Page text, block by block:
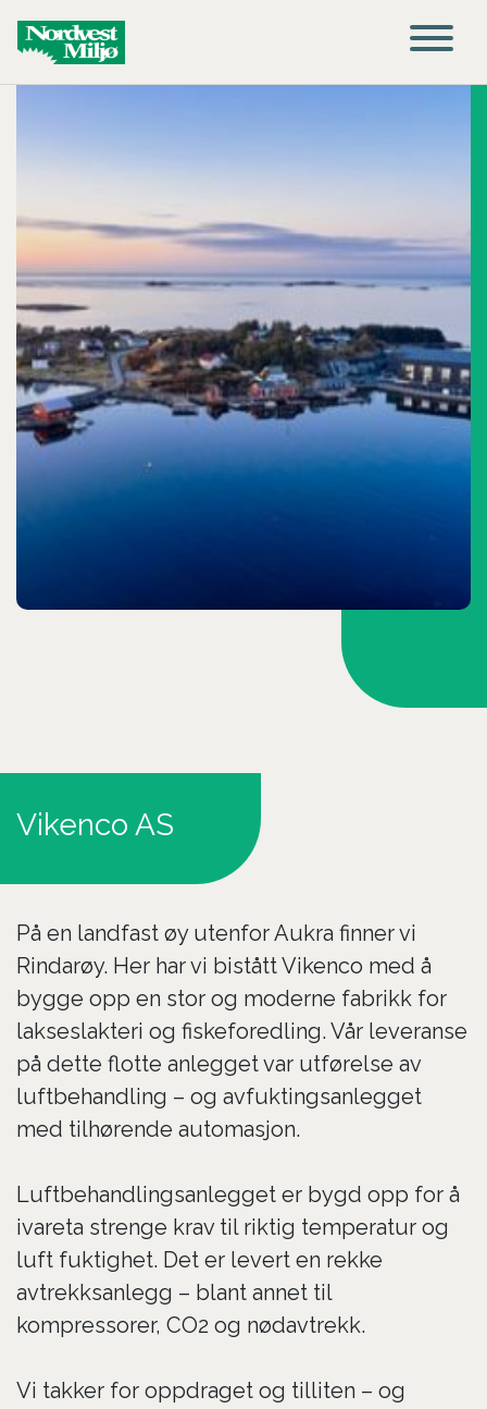
Main Navigation
Vikenco AS
På en landfast øy utenfor Aukra finner vi
Rindarøy. Her har vi bistått Vikenco med å
bygge opp en stor og moderne fabrikk for
lakseslakteri og fiskeforedling. Vår leveranse
på dette flotte anlegget var utførelse av
luftbehandling – og avfuktingsanlegget
med tilhørende automasjon.
Luftbehandlingsanlegget er bygd opp for å
ivareta strenge krav til riktig temperatur og
luft fuktighet. Det er levert en rekke
avtrekksanlegg – blant annet til
kompressorer, CO2 og nødavtrekk.
Vi takker for oppdraget og tilliten – og